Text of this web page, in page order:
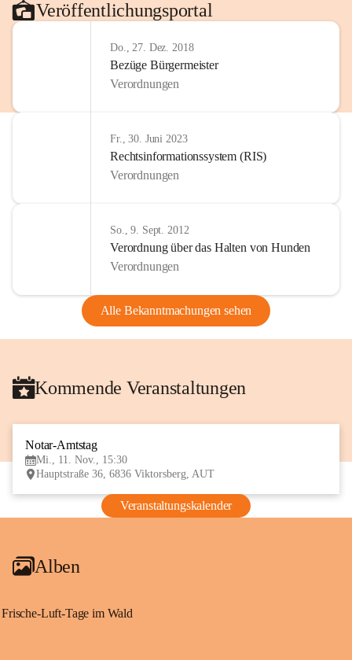
Veröffentlichungsportal
Do., 27. Dez. 2018
Bezüge Bürgermeister
Verordnungen
Fr., 30. Juni 2023
Rechtsinformationssystem (RIS)
Verordnungen
So., 9. Sept. 2012
Verordnung über das Halten von Hunden
Verordnungen
Alle Bekanntmachungen sehen
Kommende Veranstaltungen
Notar-Amtstag
Mi., 11. Nov., 15:30
Hauptstraße 36, 6836 Viktorsberg, AUT
Veranstaltungskalender
Alben
Frische-Luft-Tage im Wald